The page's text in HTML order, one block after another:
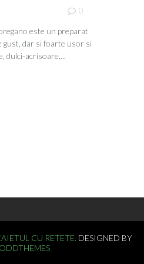
0
este un preparat
gust, dar si foarte usor si
dulci-acrisoare,...
CU RETETE. DESIGNED BY
ODDTHEMES